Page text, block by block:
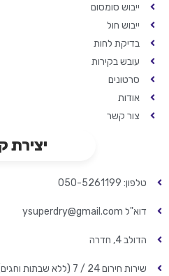
ייבוש סומסום
ייבוש חול
בדיקת לחות
עובש בקירות
סרטונים
אודות
צור קשר
יצירת
טלפון: 050-5261199
דוא"ל ysuperdry@gmail.com
הדולב 4, חדרה
שירות חירום 24 / 7 (ללא שבתות וחגים)